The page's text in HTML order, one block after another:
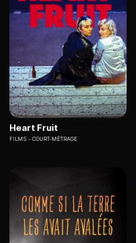
Heart Fruit
FILMS COURT-MÉTRAGE